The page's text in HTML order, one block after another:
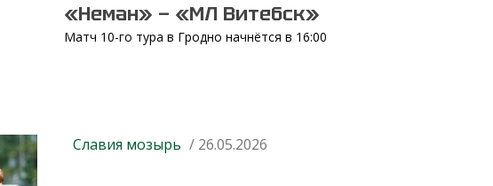
«Неман» — «МЛ Витебск»
Матч 10-го тура в Гродно начнётся в 16:00
Славия мозырь / 26.05.2026